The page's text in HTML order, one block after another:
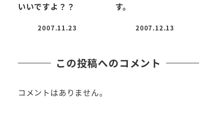
いいですよ？？
投稿日
2007.11.23
す。
投稿日
2007.12.13
この投稿へのコメント
コメントはありません。